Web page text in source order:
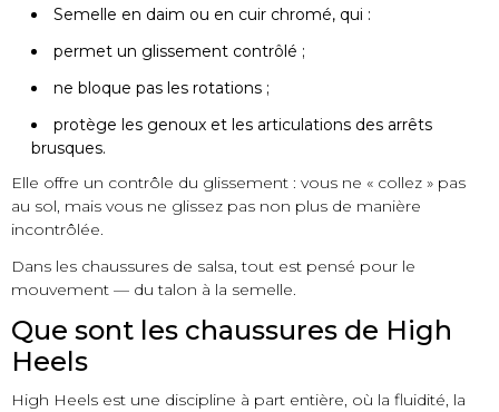
Semelle en daim ou en cuir chromé, qui :
permet un glissement contrôlé ;
ne bloque pas les rotations ;
protège les genoux et les articulations des arrêts
brusques.
Elle offre un contrôle du glissement : vous ne « collez » pas
au sol, mais vous ne glissez pas non plus de manière
incontrôlée.
Dans les chaussures de salsa, tout est pensé pour le
mouvement — du talon à la semelle.
Que sont les chaussures de High
Heels
High Heels est une discipline à part entière, où la fluidité, la